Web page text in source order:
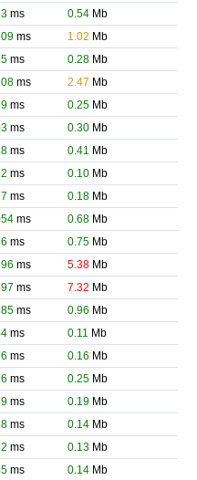
ms 0.54Mb
ms 1.02 Mb
ms 0.28Mb
ms 2.47 Mb
ms 0.25Mb
ms 0.30Mb
ms 0.41 Mb
ms 0.10Mb
ms 0.18Mb
ms 0.68Mb
ms 0.75Mb
ms 5.38Mb
ms 7.32 Mb
ms 0.96 Mb
ms 0.11 Mb
ms 0.16 Mb
ms 0.25Mb
ms 0.19Mb
ms 0.14Mb
ms 0.13Mb
ms 0.14Mb